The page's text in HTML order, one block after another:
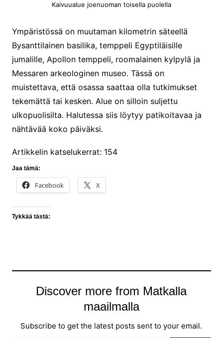
Kaivuualue joenuoman toisella puolella
Ympäristössä on muutaman kilometrin säteellä
Bysanttilainen basilika, temppeli Egyptiläisille
jumalille, Apollon temppeli, roomalainen kylpylä ja
Messaren arkeologinen museo. Tässä on
muistettava, että osassa saattaa olla tutkimukset
tekemättä tai kesken. Alue on silloin suljettu
ulkopuolisilta. Halutessa siis löytyy patikoitavaa ja
nähtävää koko päiväksi.
Artikkelin katselukerrat: 154
Jaa tämä:
Facebook X
Tykkää tästä:
Discover more from Matkalla
maailmalla
Subscribe to get the latest posts sent to your email.